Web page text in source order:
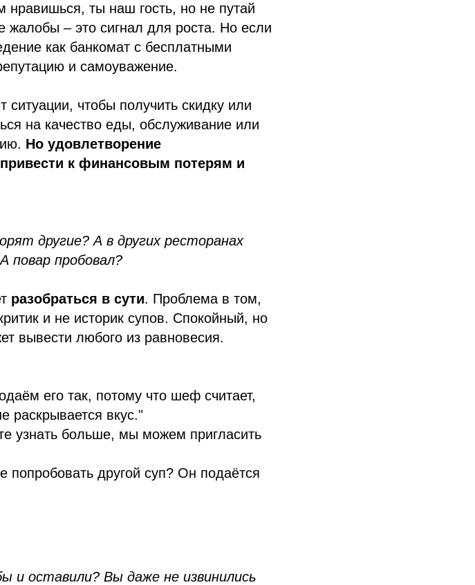
нравишься, ты наш гость, но не путай
жалобы – это сигнал для роста. Но если
как банкомат с бесплатными
и самоуважение.
ситуации, чтобы получить скидку или
на качество еды, обслуживание или
Но удовлетворение
к финансовым потерям и
другие? А в других ресторанах
повар пробовал?
разобраться в сути. Проблема в том,
и не историк супов. Спокойный, но
вывести любого из равновесия.
его так, потому что шеф считает,
раскрывается вкус."
узнать больше, мы можем пригласить
попробовать другой суп? Он подаётся
и оставили? Вы даже не извинились